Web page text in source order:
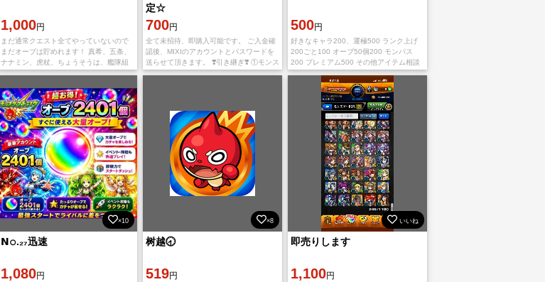
1,000円
まだ通常クエスト全てやっていないので
まだオーブは貯めれます！ 真希、五条、
ナナミン、虎杖、ちょうそうは、艦隊組
めます！他にも色んな限定キャラいま
定☆
700円
全て未招待、即購入可能です。 ご入金確
認後、MIXIのアカウントとパスワードを
送らせて頂きます。 ❣️引き継ぎ❣️ ①モンス
ト新規インストール ②こちらの連絡した
500円
好きなキャラ200、運極500 ランク上げ
200ごと100 オーブ50個200 モンパス
200 プレミアム500 その他アイテム相談
その他希望があればコメントください
×10
𝗡𝚘.₂₇迅速
1,080円
×8
树越🕣
519円
いいね
即売りします
1,100円